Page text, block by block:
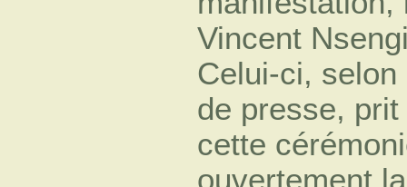
Vincent
Celui-ci,
de presse,
cette
ouvertement